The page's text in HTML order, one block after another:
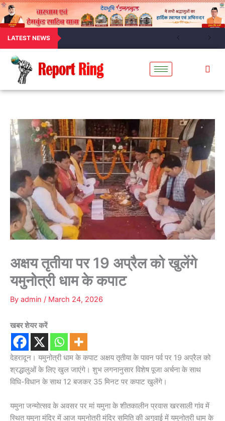
LATEST NEWS
अक्षय तृतीया पर 19 अप्रैल को खुलेंगे
यमुनोत्री धाम के कपाट
By admin / March 24, 2026
खबर शेयर करें
देहरादून। यमुनोत्री धाम के कपाट अक्षय तृतीया के पावन पर्व पर 19 अप्रैल को
श्रद्धालुओं के लिए खुल जाएंगे। शुभ लगनानुसार विशेष पूजा अर्चना के साथ
विधि-विधान के साथ 12 बजकर 35 मिनट पर कपाट खुलेंगे।
यमुना जन्मोत्सव के अवसर पर मां यमुना के शीतकालीन प्रवास खरसाली गांव में
स्थित यमुना मंदिर में आज यमुनोत्री मंदिर समिति की अगुवाई में यमुनोत्री धाम के